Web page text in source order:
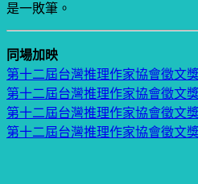
是一敗筆。
同場加映
第十二屆台灣推理作家協會徵文
第十二屆台灣推理作家協會徵文
第十二屆台灣推理作家協會徵文
第十二屆台灣推理作家協會徵文